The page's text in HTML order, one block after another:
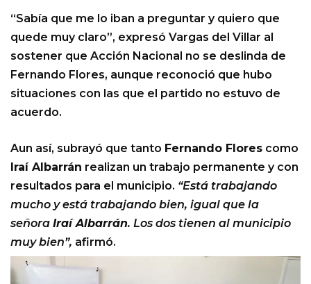
“Sabía que me lo iban a preguntar y quiero que
quede muy claro”, expresó Vargas del Villar al
sostener que Acción Nacional no se deslinda de
Fernando Flores, aunque reconoció que hubo
situaciones con las que el partido no estuvo de
acuerdo.
Aun así, subrayó que tanto Fernando Flores como
Iraí Albarrán realizan un trabajo permanente y con
resultados para el municipio. “Está trabajando
mucho y está trabajando bien, igual que la
señora Iraí Albarrán. Los dos tienen al municipio
muy bien”, afirmó.